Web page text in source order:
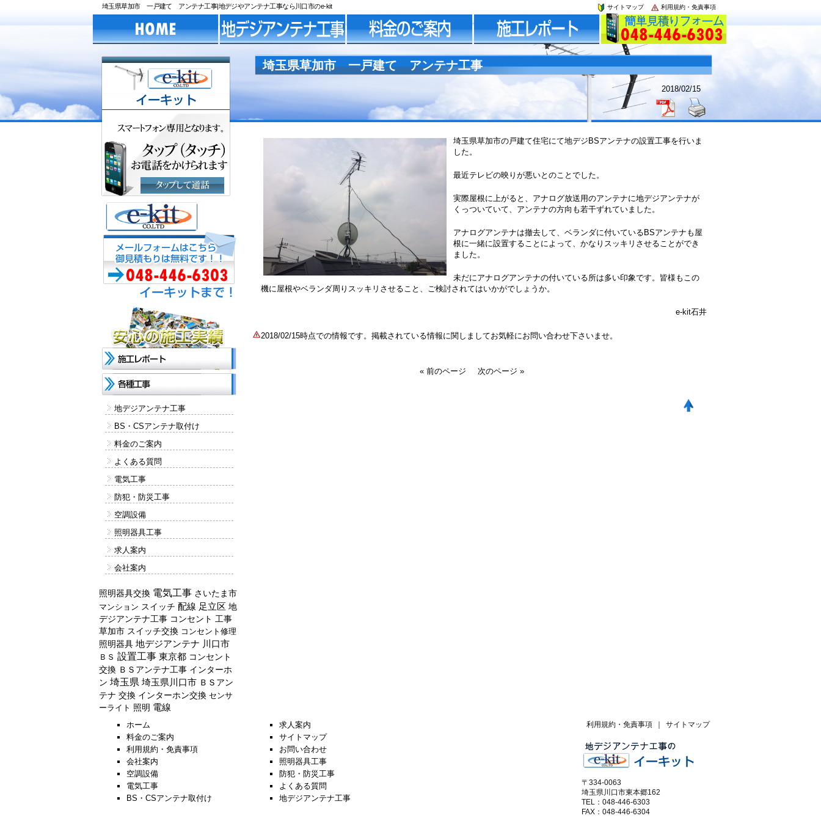
埼玉県草加市 一戸建て アンテナ工事|地デジやアンテナ工事なら川口市のe-kit 利用規約・免責事項
サイトマップ
埼玉県草加市 一戸建て アンテナ工事
2018/02/15
埼玉県草加市の戸建て住宅にて地デジBSアンテナの設置工事を行いま
した。
最近テレビの映りが悪いとのことでした。
実際屋根に上がると、アナログ放送用のアンテナに地デジアンテナが
くっついていて、アンテナの方向も若干ずれていました。
アナログアンテナは撤去して、ベランダに付いているBSアンテナも屋
根に一緒に設置することによって、かなりスッキリさせることができ
ました。
未だにアナログアンテナの付いている所は多い印象です。皆様もこの
機に屋根やベランダ周りスッキリさせること、ご検討されてはいかがでしょうか。
e-kit石井
2018/02/15時点での情報です。掲載されている情報に関しましてお気軽にお問い合わせ下さいませ。
« 前のページ 次のページ »
地デジアンテナ工事
BS・CSアンテナ取付け
料金のご案内
よくある質問
電気工事
防犯・防災工事
空調設備
照明器具工事
求人案内
会社案内
照明器具交換 電気工事 さいたま市
マンション スイッチ 配線 足立区 地
デジアンテナ工事 コンセント 工事
草加市 スイッチ交換 コンセント修理
照明器具 地デジアンテナ 川口市
ＢＳ 設置工事 東京都 コンセント
交換 ＢＳアンテナ工事 インターホ
ン 埼玉県 埼玉県川口市 ＢＳアン
テナ 交換 インターホン交換 センサ
ーライト 照明 電線
ホーム
求人案内
料金のご案内
サイトマップ
利用規約・免責事項
お問い合わせ
会社案内
照明器具工事
空調設備
防犯・防災工事
電気工事
よくある質問
BS・CSアンテナ取付け
地デジアンテナ工事
サイトマップ
利用規約・免責事項
〒334-0063
埼玉県川口市東本郷162
TEL：048-446-6303
FAX：048-446-6304